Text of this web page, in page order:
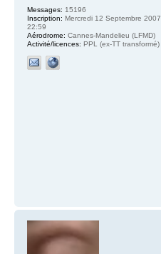
Messages: 15196
Inscription: Mercredi 12 Septembre 2007
22:59
Aérodrome: Cannes-Mandelieu (LFMD)
Activité/licences: PPL (ex-TT transformé)